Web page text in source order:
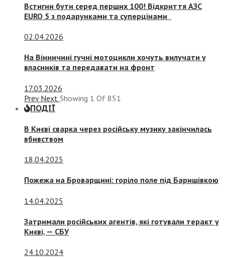
Встигни бути серед перших 100! Відкриття АЗС
EURO 5 з подарунками та суперцінами
02.04.2026
На Вінничині гучні мотоцикли хочуть вилучати у
власників та передавати на фронт
17.03.2026
Prev Next Showing 1 Of 851
ПОДІЇ
В Києві сварка через російську музику закінчилась
вбивством
18.04.2025
Пожежа на Броварщині: горіло поле під Баришівкою
14.04.2025
Затримали російських агентів, які готували теракт у
Києві, — СБУ
24.10.2024